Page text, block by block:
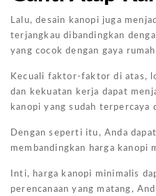
Lalu, desain kanopi juga
terjangkau dibandingkan
yang cocok dengan gaya
Kecuali faktor-faktor di atas,
dan kekuatan kerja dapat
kanopi yang sudah terpercaya
Dengan seperti itu, Anda
membandingkan harga kanopi
Inti, harga kanopi minimalis
perencanaan yang matang,